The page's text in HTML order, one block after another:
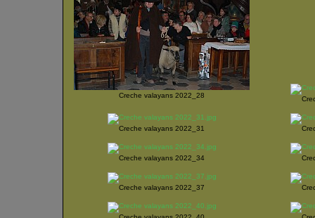
Creche valayans 2022_28
Creche valayans 2022_31
Creche valayans 2022_34
Creche valayans 2022_37